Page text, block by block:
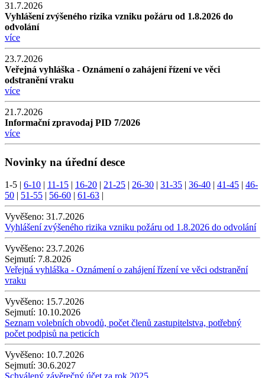
31.7.2026
Vyhlášení zvýšeného rizika vzniku požáru od 1.8.2026 do
odvolání
více
23.7.2026
Veřejná vyhláška - Oznámení o zahájení řízení ve věci
odstranění vraku
více
21.7.2026
Informační zpravodaj PID 7/2026
více
Novinky na úřední desce
1-5 6-10 11-15 16-20 21-25 26-30 31-35 36-40 41-45
46-
50
51-55 56-60 61-63
Vyvěšeno: 31.7.2026
Vyhlášení zvýšeného rizika vzniku požáru od 1.8.2026 do odvolání
Vyvěšeno: 23.7.2026
Sejmutí: 7.8.2026
Veřejná vyhláška - Oznámení o zahájení řízení ve věci odstranění
vraku
Vyvěšeno: 15.7.2026
Sejmutí: 10.10.2026
Seznam volebních obvodů, počet členů zastupitelstva, potřebný
počet podpisů na peticích
Vyvěšeno: 10.7.2026
Sejmutí: 30.6.2027